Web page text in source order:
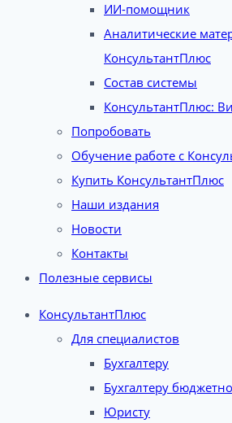
ИИ-помощник
Аналитические
КонсультантПлюс
Состав системы
КонсультантПлюс:
Попробовать
Обучение работе с
Купить КонсультантПлюс
Наши издания
Новости
Контакты
Полезные сервисы
КонсультантПлюс
Для специалистов
Бухгалтеру
Бухгалтеру
Юристу